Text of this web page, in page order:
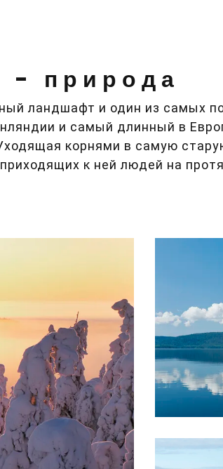
- природа
ландшафт и один из самых
и самый длинный в
корнями в самую
к ней людей на